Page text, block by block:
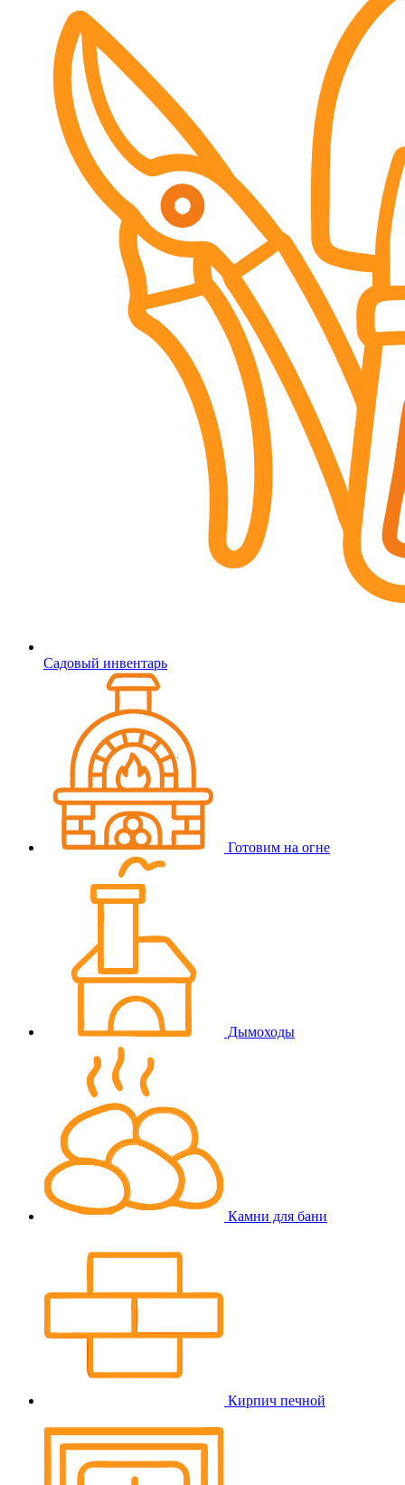
Садовый инвентарь
Готовим на огне
Дымоходы
Камни для бани
Кирпич печной